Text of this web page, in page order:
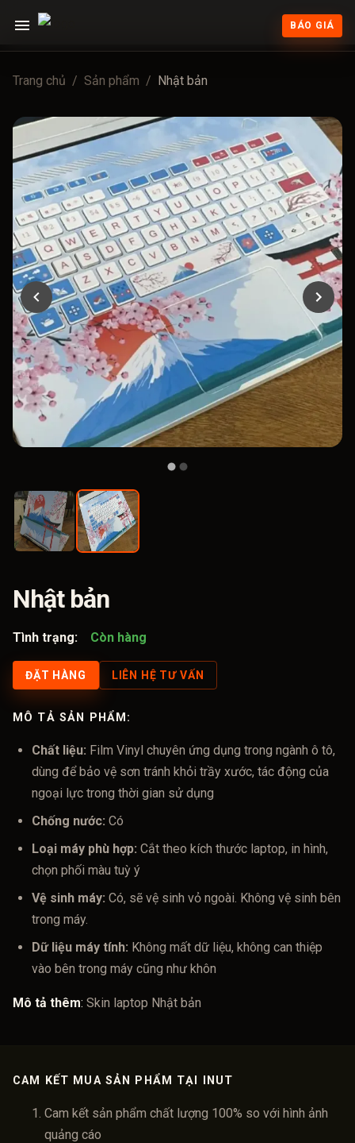
BÁO GIÁ
Trang chủ / Sản phẩm / Nhật bản
Nhật bản
Tình trạng: Còn hàng
ĐẶT HÀNG LIÊN HỆ TƯ VẤN
MÔ TẢ SẢN PHẨM:
Chất liệu: Film Vinyl chuyên ứng dụng trong ngành ô tô,
dùng để bảo vệ sơn tránh khỏi trầy xước, tác động của
ngoại lực trong thời gian sử dụng
Chống nước: Có
Loại máy phù hợp: Cắt theo kích thước laptop, in hình,
chọn phối màu tuỳ ý
Vệ sinh máy: Có, sẽ vệ sinh vỏ ngoài. Không vệ sinh bên
trong máy.
Dữ liệu máy tính: Không mất dữ liệu, không can thiệp
vào bên trong máy cũng như khôn
Mô tả thêm: Skin laptop Nhật bản
CAM KẾT MUA SẢN PHẨM TẠI INUT
Cam kết sản phẩm chất lượng 100% so với hình ảnh
quảng cáo